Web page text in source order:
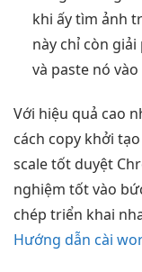
khi ấy tìm ảnh
này chỉ còn
và paste nó
Với hiệu quả cao
cách copy khởi
scale tốt duyệt
nghiệm tốtvào
chép triển khai
Hướng dẫn cài